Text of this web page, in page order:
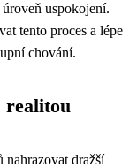
uspokojení.
tento proces a lépe
chování.
realitou
nahrazovat dražší